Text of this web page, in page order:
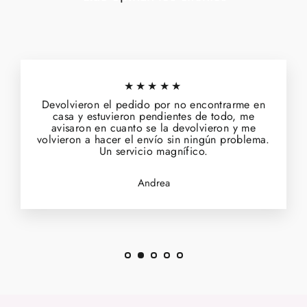
★★★★★
Devolvieron el pedido por no encontrarme en
casa y estuvieron pendientes de todo, me
avisaron en cuanto se la devolvieron y me
volvieron a hacer el envío sin ningún problema.
Un servicio magnífico.
Andrea